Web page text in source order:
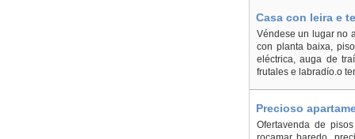
Casa con leira e
Véndese un lugar no
con planta baixa,
eléctrica, auga de
frutales e labradío.o
Precioso
Ofertavenda de